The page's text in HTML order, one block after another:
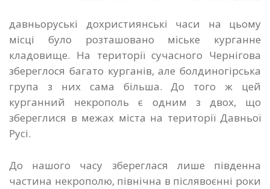
давньоруські дохристиянські часи на цьому
місці було розташовано міське курганне
кладовище. На території сучасного Чернігова
збереглося багато курганів, але болдиногірська
група з них сама більша. До того ж цей
курганний некрополь є одним з двох, що
збереглися в межах міста на території Давньої
Русі.
До нашого часу збереглася лише південна
частина некрополю, північна в післявоєнні роки